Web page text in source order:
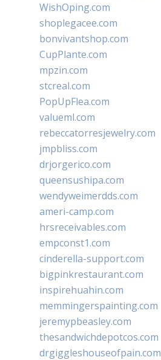
WishOping.com
shoplegacee.com
bonvivantshop.com
CupPlante.com
mpzin.com
stcreal.com
PopUpFlea.com
valueml.com
rebeccatorresjewelry.com
jmpbliss.com
drjorgerico.com
queensushipa.com
wendyweimerdds.com
ameri-camp.com
hrsreceivables.com
empconst1.com
cinderella-support.com
bigpinkrestaurant.com
inspirehuahin.com
memmingerspainting.com
jeremypbeasley.com
thesandwichdepotcos.com
drgiggleshouseofpain.com